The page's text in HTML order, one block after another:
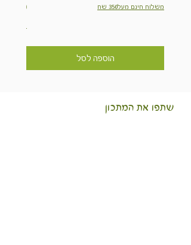
משלוח חינם מעל350 שח
הוספה לסל
מחיר